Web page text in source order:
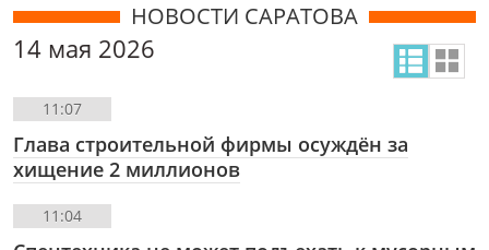
НОВОСТИ САРАТОВА
14 мая 2026
11:07
Глава строительной фирмы осуждён за
хищение 2 миллионов
11:04